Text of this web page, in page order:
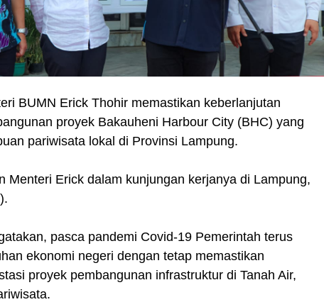
BUMN Erick Thohir memastikan keberlanjutan
proyek Bakauheni Harbour City (BHC) yang
pariwisata lokal di Provinsi Lampung.
Menteri Erick dalam kunjungan kerjanya di Lampung,
pasca pandemi Covid-19 Pemerintah terus
ekonomi negeri dengan tetap memastikan
proyek pembangunan infrastruktur di Tanah Air,